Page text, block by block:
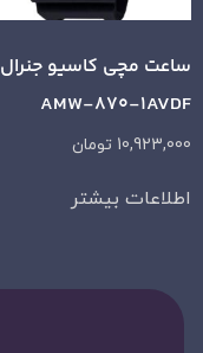
ساعت مچی کاسیو جنرال
AMW-870-1AVDF
10,923,000 تومان
اطلاعات بیشتر